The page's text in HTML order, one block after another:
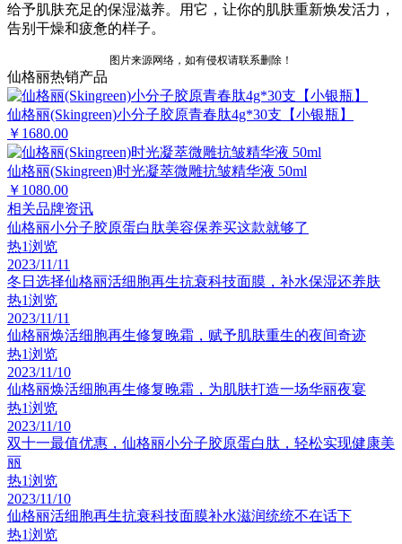
给予肌肤充足的保湿滋养。用它，让你的肌肤重新焕发活力，
告别干燥和疲惫的样子。
图片来源网络，如有侵权请联系删除！
仙格丽热销产品
仙格丽(Skingreen)小分子胶原青春肽4g*30支【小银瓶】
￥1680.00
仙格丽(Skingreen)时光凝萃微雕抗皱精华液 50ml
￥1080.00
相关品牌资讯
仙格丽小分子胶原蛋白肽美容保养买这款就够了
热1浏览
2023/11/11
冬日选择仙格丽活细胞再生抗衰科技面膜，补水保湿还养肤
热1浏览
2023/11/11
仙格丽焕活细胞再生修复晚霜，赋予肌肤重生的夜间奇迹
热1浏览
2023/11/10
仙格丽焕活细胞再生修复晚霜，为肌肤打造一场华丽夜宴
热1浏览
2023/11/10
双十一最值优惠，仙格丽小分子胶原蛋白肽，轻松实现健康美
丽
热1浏览
2023/11/10
仙格丽活细胞再生抗衰科技面膜补水滋润统统不在话下
热1浏览